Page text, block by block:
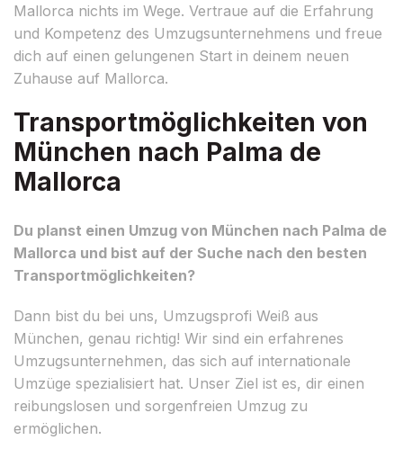
Mallorca nichts im Wege. Vertraue auf die Erfahrung
und Kompetenz des Umzugsunternehmens und freue
dich auf einen gelungenen Start in deinem neuen
Zuhause auf Mallorca.
Transportmöglichkeiten von
München nach Palma de
Mallorca
Du planst einen Umzug von München nach Palma de
Mallorca und bist auf der Suche nach den besten
Transportmöglichkeiten?
Dann bist du bei uns, Umzugsprofi Weiß aus
München, genau richtig! Wir sind ein erfahrenes
Umzugsunternehmen, das sich auf internationale
Umzüge spezialisiert hat. Unser Ziel ist es, dir einen
reibungslosen und sorgenfreien Umzug zu
ermöglichen.